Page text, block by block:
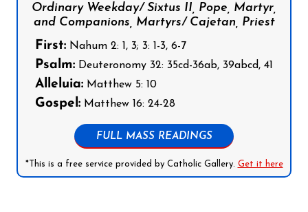
Ordinary Weekday/ Sixtus II, Pope, Martyr,
and Companions, Martyrs/ Cajetan, Priest
First: Nahum 2: 1, 3; 3: 1-3, 6-7
Psalm: Deuteronomy 32: 35cd-36ab, 39abcd, 41
Alleluia: Matthew 5: 10
Gospel: Matthew 16: 24-28
FULL MASS READINGS
*This is a free service provided by Catholic Gallery. Get it here